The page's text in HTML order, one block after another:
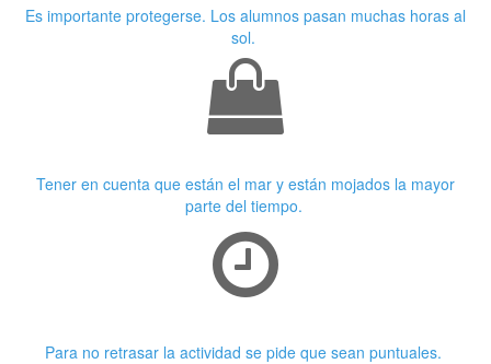
Es importante protegerse. Los alumnos pasan muchas horas al
sol.
Tener en cuenta que están el mar y están mojados la mayor
parte del tiempo.
Para no retrasar la actividad se pide que sean puntuales.